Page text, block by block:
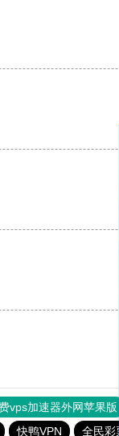
vps加速器外网苹果版
快鸭VPN
全民彩